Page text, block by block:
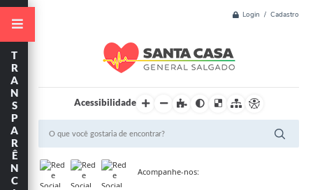
Login / Cadastro
Acessibilidade
Acompanhe-nos:
T
R
A
N
S
P
A
R
Ê
N
C